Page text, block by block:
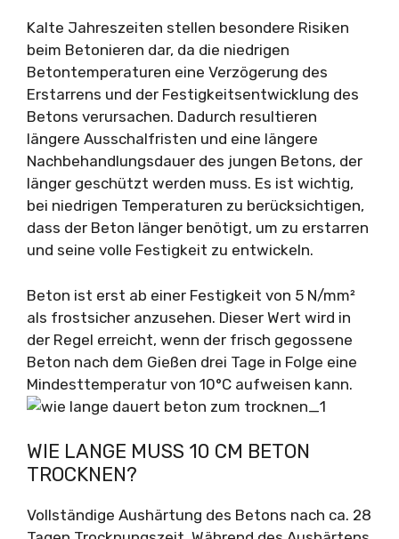
Kalte Jahreszeiten stellen besondere Risiken
beim Betonieren dar, da die niedrigen
Betontemperaturen eine Verzögerung des
Erstarrens und der Festigkeitsentwicklung des
Betons verursachen. Dadurch resultieren
längere Ausschalfristen und eine längere
Nachbehandlungsdauer des jungen Betons, der
länger geschützt werden muss. Es ist wichtig,
bei niedrigen Temperaturen zu berücksichtigen,
dass der Beton länger benötigt, um zu erstarren
und seine volle Festigkeit zu entwickeln.
Beton ist erst ab einer Festigkeit von 5 N/mm²
als frostsicher anzusehen. Dieser Wert wird in
der Regel erreicht, wenn der frisch gegossene
Beton nach dem Gießen drei Tage in Folge eine
Mindesttemperatur von 10°C aufweisen kann.
WIE LANGE MUSS 10 CM BETON
TROCKNEN?
Vollständige Aushärtung des Betons nach ca. 28